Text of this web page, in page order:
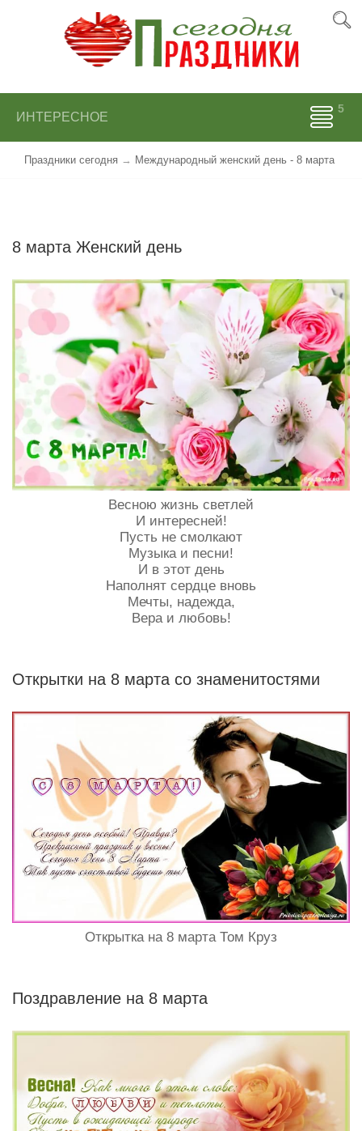
ИНТЕРЕСНОЕ
Праздники сегодня → Международный женский день - 8 марта
8 марта Женский день
Весною жизнь светлей
И интересней!
Пусть не смолкают
Музыка и песни!
И в этот день
Наполнят сердце вновь
Мечты, надежда,
Вера и любовь!
Открытки на 8 марта со знаменитостями
Открытка на 8 марта Том Круз
Поздравление на 8 марта